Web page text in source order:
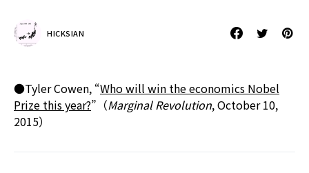
HICKSIAN
●Tyler Cowen, “Who will win the economics Nobel
Prize this year?”（Marginal Revolution, October 10,
2015）